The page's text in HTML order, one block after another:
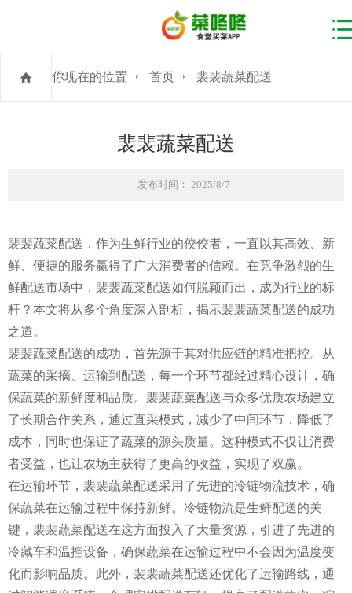
你现在的位置 首页 裴裴蔬菜配送
裴裴蔬菜配送
发布时间： 2025/8/7
裴裴蔬菜配送，作为生鲜行业的佼佼者，一直以其高效、新
鲜、便捷的服务赢得了广大消费者的信赖。在竞争激烈的生
鲜配送市场中，裴裴蔬菜配送如何脱颖而出，成为行业的标
杆？本文将从多个角度深入剖析，揭示裴裴蔬菜配送的成功
之道。
裴裴蔬菜配送的成功，首先源于其对供应链的精准把控。从
蔬菜的采摘、运输到配送，每一个环节都经过精心设计，确
保蔬菜的新鲜度和品质。裴裴蔬菜配送与众多优质农场建立
了长期合作关系，通过直采模式，减少了中间环节，降低了
成本，同时也保证了蔬菜的源头质量。这种模式不仅让消费
者受益，也让农场主获得了更高的收益，实现了双赢。
在运输环节，裴裴蔬菜配送采用了先进的冷链物流技术，确
保蔬菜在运输过程中保持新鲜。冷链物流是生鲜配送的关
键，裴裴蔬菜配送在这方面投入了大量资源，引进了先进的
冷藏车和温控设备，确保蔬菜在运输过程中不会因为温度变
化而影响品质。此外，裴裴蔬菜配送还优化了运输路线，通